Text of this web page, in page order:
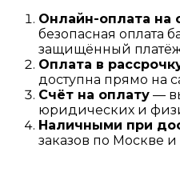
Онлайн-оплата на
безопасная оплата
защищённый
Оплата в
доступна прямо на
Счёт на оплату —
юридических и
Наличными при
заказов по Москве